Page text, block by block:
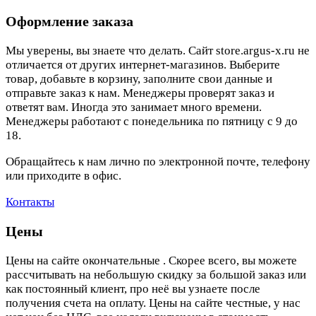
Оформление заказа
Мы уверены, вы знаете что делать. Сайт store.argus-x.ru не
отличается от других интернет-магазинов. Выберите
товар, добавьте в корзину, заполните свои данные и
отправьте заказ к нам. Менеджеры проверят заказ и
ответят вам. Иногда это занимает много времени.
Менеджеры работают с понедельника по пятницу с 9 до
18.
Обращайтесь к нам лично по электронной почте, телефону
или приходите в офис.
Контакты
Цены
Цены на сайте окончательные . Скорее всего, вы можете
рассчитывать на небольшую скидку за большой заказ или
как постоянный клиент, про неё вы узнаете после
получения счета на оплату. Цены на сайте честные, у нас